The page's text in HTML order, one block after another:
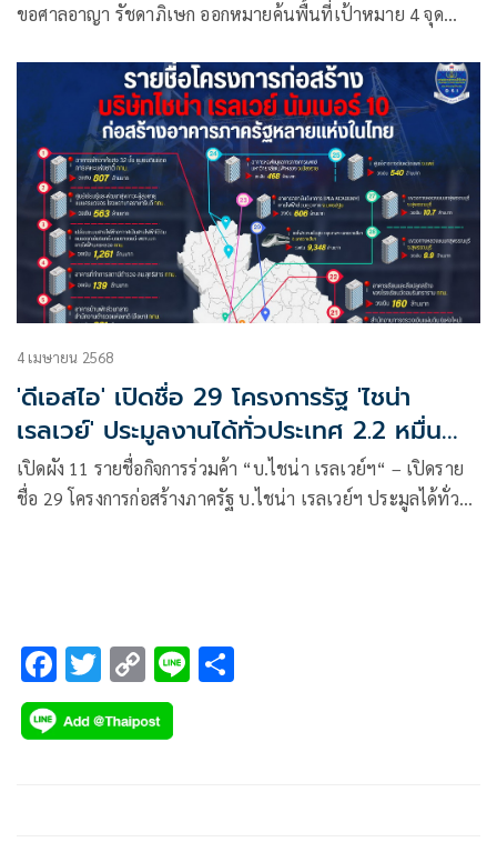
ขอศาลอาญา รัชดาภิเษก ออกหมายค้นพื้นที่เป้าหมาย 4 จุด
ไนซ์ จำกัด 3.บริษัท
4 เมษายน 2568
'ดีเอสไอ' เปิดชื่อ 29 โครงการรัฐ 'ไชน่า
เรลเวย์' ประมูลงานได้ทั่วประเทศ 2.2 หมื่น
ล้าน
เปิดผัง 11 รายชื่อกิจการร่วมค้า “บ.ไชน่า เรลเวย์ฯ“ – เปิดราย
ชื่อ 29 โครงการก่อสร้างภาครัฐ บ.ไชน่า เรลเวย์ฯ ประมูลได้ทั่ว
F
ac
e
T
wi
tt
C
o
p
Li